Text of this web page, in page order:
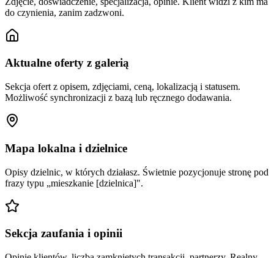
do czynienia, zanim zadzwoni.
Aktualne oferty z galerią
Sekcja ofert z opisem, zdjęciami, ceną, lokalizacją i statusem.
Możliwość synchronizacji z bazą lub ręcznego dodawania.
Mapa lokalna i dzielnice
Opisy dzielnic, w których działasz. Świetnie pozycjonuje stronę pod
frazy typu „mieszkanie [dzielnica]".
Sekcja zaufania i opinii